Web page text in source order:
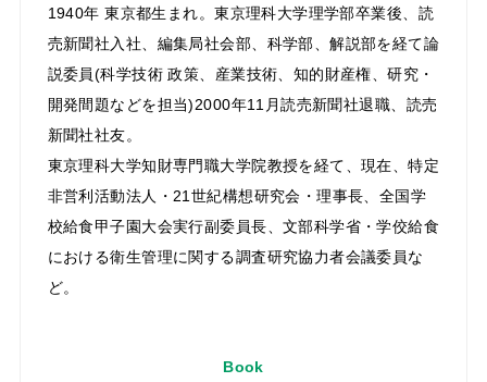
1940年 東京都生まれ。東京理科大学理学部卒業後、読
売新聞社入社、編集局社会部、科学部、解説部を経て論
説委員(科学技術 政策、産業技術、知的財産権、研究・
開発間題などを担当)2000年11月読売新聞社退職、読売
新聞社社友。
東京理科大学知財専門職大学院教授を経て、現在、特定
非営利活動法人・21世紀構想研究会・理事⻑、全国学
校給食甲子園大会実行副委員⻑、文部科学省・学佼給食
における衛生管理に関する調査研究協力者会議委員な
ど。
Book